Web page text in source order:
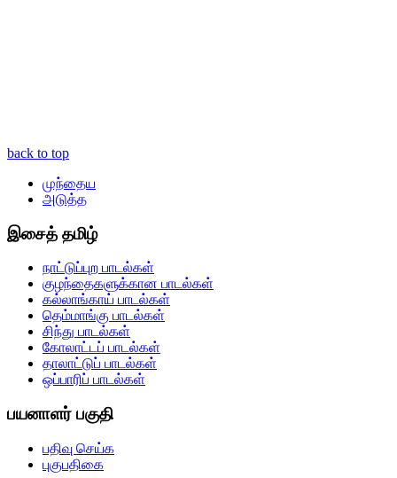
back to top
முந்தைய
அடுத்த
இசைத் தமிழ்
நாட்டுப்புற பாடல்கள்
குழந்தைகளுக்கான பாடல்கள்
கல்லாங்காய் பாடல்கள்
தெம்மாங்கு பாடல்கள்
சிந்து பாடல்கள்
கோலாட்டப் பாடல்கள்
தாலாட்டுப் பாடல்கள்
ஒப்பாரிப் பாடல்கள்
பயனாளர் பகுதி
பதிவு செய்க
புகுபதிகை